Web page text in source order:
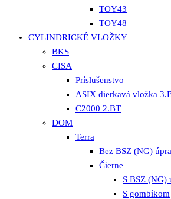
TOY43
TOY48
CYLINDRICKÉ VLOŽKY
BKS
CISA
Príslušenstvo
ASIX dierkavá vložka
C2000 2.BT
DOM
Terra
Bez BSZ (NG)
Čierne
S BSZ (NG)
S gombíkom